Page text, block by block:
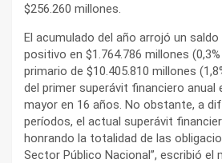
$256.260 millones.
El acumulado del año arrojó un
positivo en $1.764.786 millones
primario de $10.405.810 millones
del primer superávit financiero anual
mayor en 16 años. No obstante, a
períodos, el actual superávit
honrando la totalidad de las
Sector Público Nacional”, escribió el